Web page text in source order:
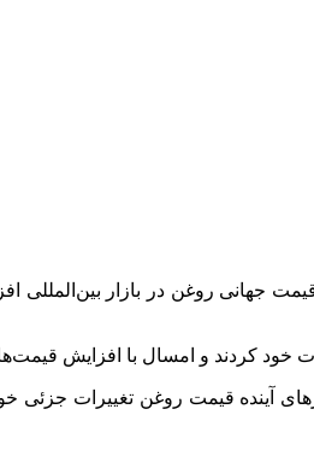
روغن در بازار بین‌المللی
و امسال با افزایش قیمت‌ها
آینده قیمت روغن تغییرات جزئی